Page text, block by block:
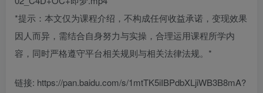
*提示：本文仅为课程介绍，不构成任何收益承诺，变现效果
因人而异，需结合自身努力与实操，合理运用课程所学内
容，同时严格遵守平台相关规则与相关法律法规。*
链接: https://pan.baidu.com/s/1mtTK5iIBPdbXLjiWB3B8mA?